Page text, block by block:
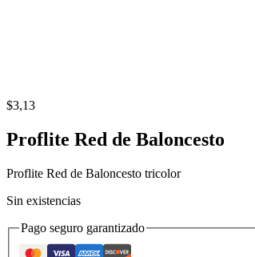
$3,13
Proflite Red de Baloncesto
Proflite Red de Baloncesto tricolor
Sin existencias
Pago seguro garantizado